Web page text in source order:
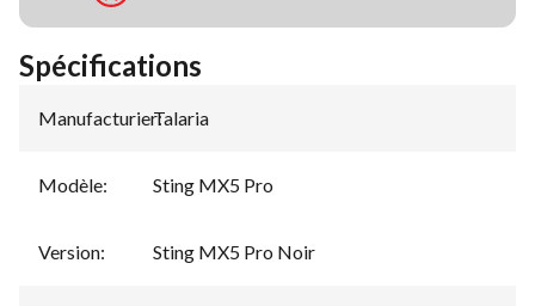
Spécifications
Manufacturier:
Talaria
Modèle: Sting MX5 Pro
Version: Sting MX5 Pro Noir